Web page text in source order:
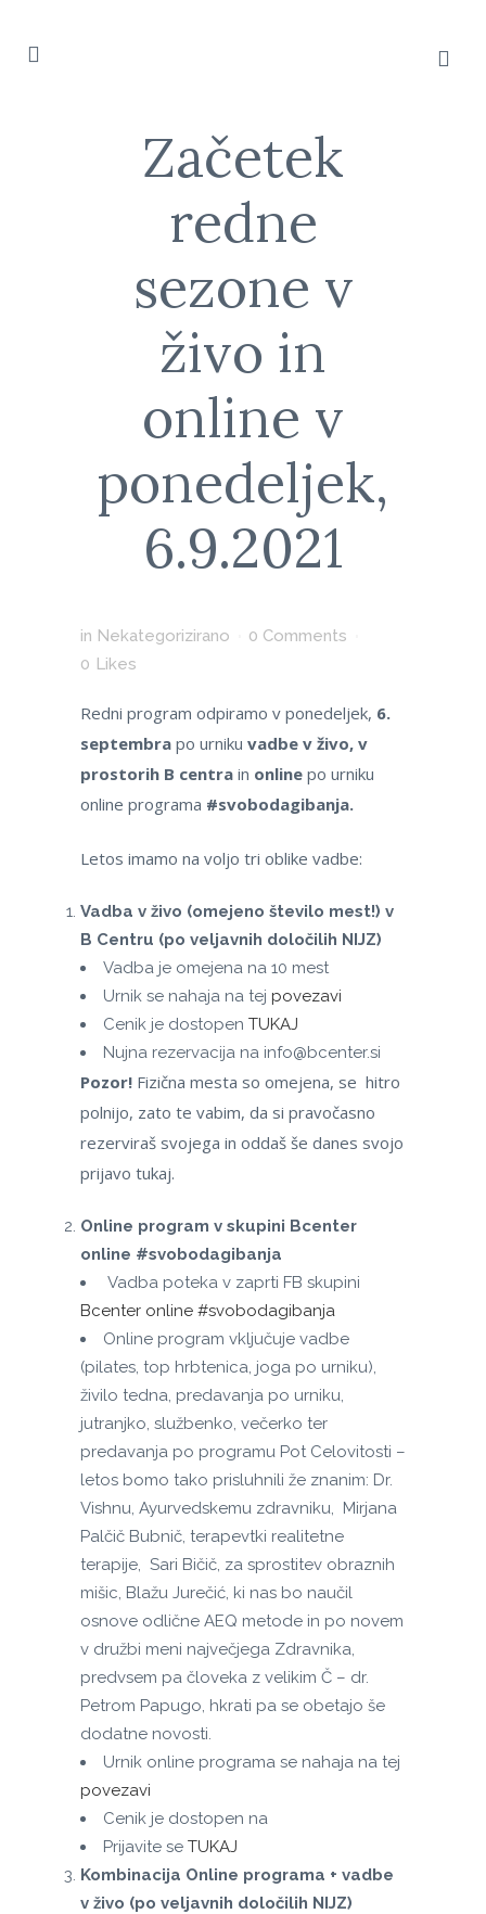
Začetek
redne
sezone v
živo in
online v
ponedeljek,
6.9.2021
in Nekategorizirano
0 Comments
0 Likes
Redni program odpiramo v ponedeljek, 6.
septembra po urniku vadbe v živo, v
prostorih B centra in online po urniku
online programa #svobodagibanja.
Letos imamo na voljo tri oblike vadbe:
Vadba v živo (omejeno število mest!) v
B Centru (po veljavnih določilih NIJZ)
Vadba je omejena na 10 mest
Urnik se nahaja na tej povezavi
Cenik je dostopen TUKAJ
Nujna rezervacija na info@bcenter.si
Pozor! Fizična mesta so omejena, se hitro
polnijo, zato te vabim, da si pravočasno
rezerviraš svojega in oddaš še danes svojo
prijavo tukaj.
Online program v skupini Bcenter
online #svobodagibanja
Vadba poteka v zaprti FB skupini
Bcenter online #svobodagibanja
Online program vključuje vadbe
(pilates, top hrbtenica, joga po urniku),
živilo tedna, predavanja po urniku,
jutranjko, službenko, večerko ter
predavanja po programu Pot Celovitosti –
letos bomo tako prisluhnili že znanim: Dr.
Vishnu, Ayurvedskemu zdravniku, Mirjana
Palčič Bubnič, terapevtki realitetne
terapije, Sari Bičič, za sprostitev obraznih
mišic, Blažu Jurečić, ki nas bo naučil
osnove odlične AEQ metode in po novem
v družbi meni največjega Zdravnika,
predvsem pa človeka z velikim Č – dr.
Petrom Papugo, hkrati pa se obetajo še
dodatne novosti.
Urnik online programa se nahaja na tej
povezavi
Cenik je dostopen na
Prijavite se TUKAJ
Kombinacija Online programa + vadbe
v živo (po veljavnih določilih NIJZ)